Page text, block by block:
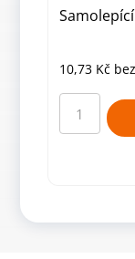
10,73 Kč
Samolepící
krytka
14mm
(25ks/arch)